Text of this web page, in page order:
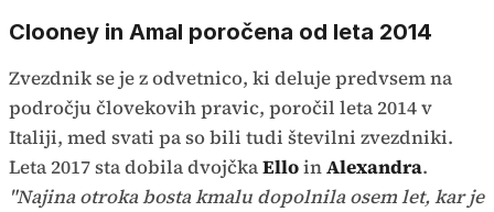
Clooney in Amal poročena od leta 2014
Zvezdnik se je z odvetnico, ki deluje predvsem na
področju človekovih pravic, poročil leta 2014 v
Italiji, med svati pa so bili tudi številni zvezdniki.
Leta 2017 sta dobila dvojčkaElloinAlexandra.
"Najina otroka bosta kmalu dopolnila osem let, kar je